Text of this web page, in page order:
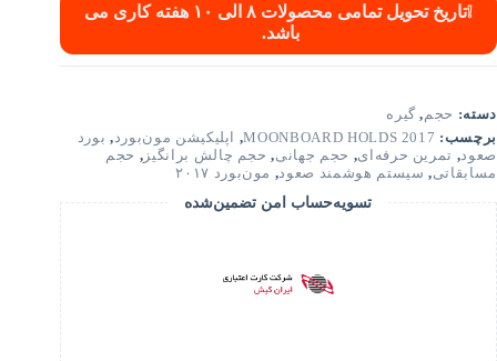
❕
تاریخ تحویل تمامی محصولات ۸ الی ۱۰ هفته کاری می
باشد.
دسته: حجم , گیره
برچسب: MOONBOARD HOLDS 2017
, اپلیکیشن مون‌بورد , بورد
صعود, تمرین حرفه‌ای, حجم جهانی, حجم چالش برانگیز , حجم
مسابقاتی, سیستم هوشمند صعود, مون‌بورد ۲۰۱۷
تسویه‌حساب امن تضمین‌شده